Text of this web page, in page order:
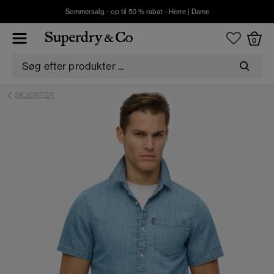
Sommersalg - op til 50 % rabat - Herre| Dame
0
SKJORTER